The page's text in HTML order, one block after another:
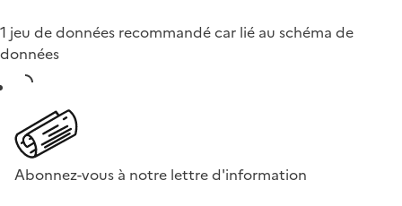
1 jeu de données recommandé car lié au schéma de
données
Abonnez-vous à notre lettre d'information